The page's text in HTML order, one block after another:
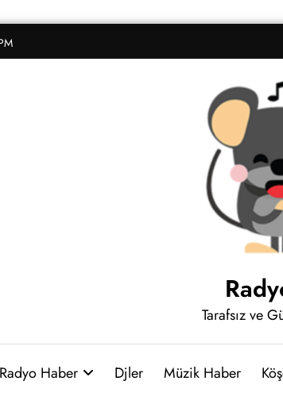
Tarafsız ve
Radyo Haber Djler Müzik Haber